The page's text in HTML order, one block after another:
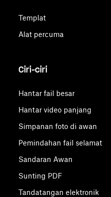
Templat
Alat percuma
Ciri-ciri
Hantar fail besar
Hantar video panjang
Simpanan foto di awan
Pemindahan fail selamat
Sandaran Awan
Sunting PDF
Tandatangan elektronik